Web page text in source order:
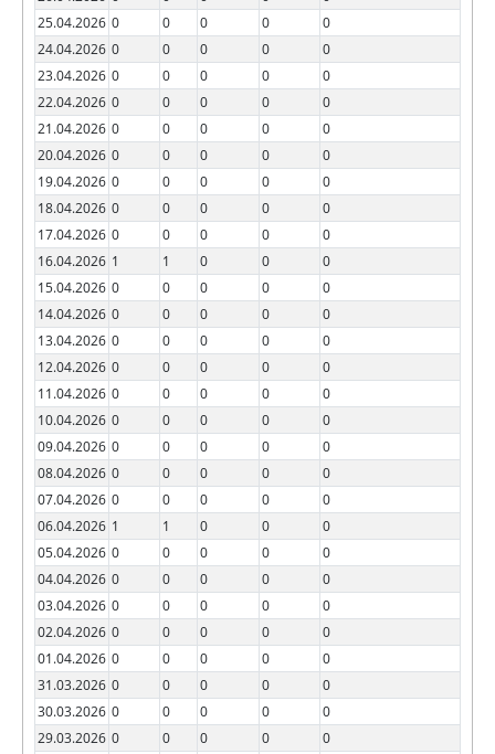
25.04.2026 0 0 0 0
0
24.04.2026 0 0 0 0
0
23.04.2026 0 0 0 0
0
22.04.2026 0 0 0 0
0
21.04.2026 0 0 0 0
0
20.04.2026 0 0 0 0
0
19.04.2026 0 0 0 0
0
18.04.2026 0 0 0 0
0
17.04.2026 0 0 0 0
0
16.04.2026 1 1 0 0
0
15.04.2026 0 0 0 0
0
14.04.2026 0 0 0 0
0
13.04.2026 0 0 0 0
0
12.04.2026 0 0 0 0
0
11.04.2026 0 0 0 0
0
10.04.2026 0 0 0 0
0
09.04.2026 0 0 0 0
0
08.04.2026 0 0 0 0
0
07.04.2026 0 0 0 0
0
06.04.2026 1 1 0 0
0
05.04.2026 0 0 0 0
0
04.04.2026 0 0 0 0
0
03.04.2026 0 0 0 0
0
02.04.2026 0 0 0 0
0
01.04.2026 0 0 0 0
0
31.03.2026 0 0 0 0
0
30.03.2026 0 0 0 0
0
29.03.2026 0 0 0 0
0